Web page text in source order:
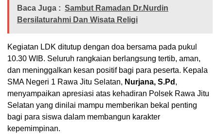
Baca Juga : Sambut Ramadan Dr.Nurdin
Bersilaturahmi Dan Wisata Religi
Kegiatan LDK ditutup dengan doa bersama pada pukul
10.30 WIB. Seluruh rangkaian berlangsung tertib, aman,
dan meninggalkan kesan positif bagi para peserta. Kepala
SMA Negeri 1 Rawa Jitu Selatan, Nurjana, S.Pd ,
menyampaikan apresiasi atas kehadiran Polsek Rawa Jitu
Selatan yang dinilai mampu memberikan bekal penting
bagi para siswa dalam membangun karakter
kepemimpinan.